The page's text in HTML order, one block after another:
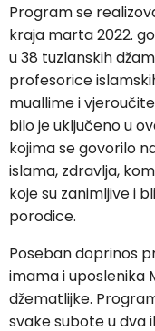
Program se
kraja marta 2022.
u 38 tuzlanskih
profesorice
muallime i
bilo je uključeno u
kojima se govorilo
islama, zdravlja,
koje su zanimljive i
porodice.
Poseban doprinos
imama i uposlenika
džematlijke.
svake subote u dva